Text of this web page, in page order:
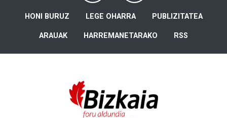
HONI BURUZ LEGE OHARRA PUBLIZITATEA
ARAUAK HARREMANETARAKO RSS